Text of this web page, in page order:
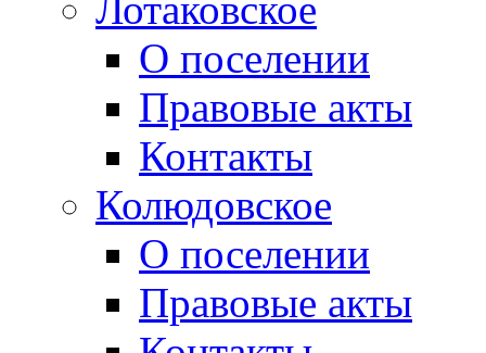
О поселении
Правовые акты
Контакты
Колюдовское
О поселении
Правовые акты